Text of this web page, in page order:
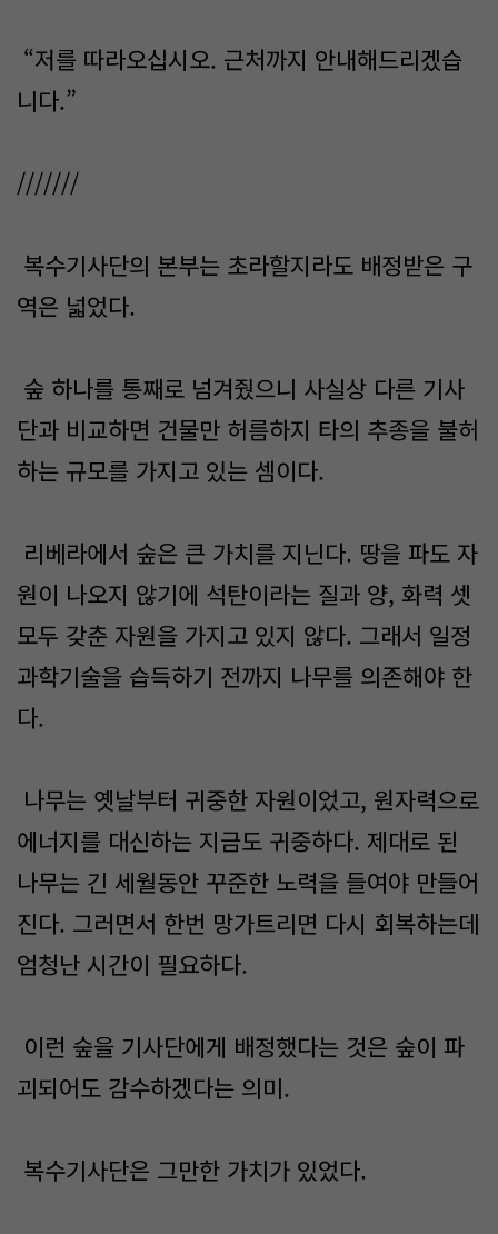
“저를 따라오십시오. 근처까지 안내해드리겠습
니다.”
///////
복수기사단의 본부는 초라할지라도 배정받은 구
역은 넓었다.
숲 하나를 통째로 넘겨줬으니 사실상 다른 기사
단과 비교하면 건물만 허름하지 타의 추종을 불허
하는 규모를 가지고 있는 셈이다.
리베라에서 숲은 큰 가치를 지닌다. 땅을 파도 자
원이 나오지 않기에 석탄이라는 질과 양, 화력 셋
모두 갖춘 자원을 가지고 있지 않다. 그래서 일정
과학기술을 습득하기 전까지 나무를 의존해야 한
다.
나무는 옛날부터 귀중한 자원이었고, 원자력으로
에너지를 대신하는 지금도 귀중하다. 제대로 된
나무는 긴 세월동안 꾸준한 노력을 들여야 만들어
진다. 그러면서 한번 망가트리면 다시 회복하는데
엄청난 시간이 필요하다.
이런 숲을 기사단에게 배정했다는 것은 숲이 파
괴되어도 감수하겠다는 의미.
복수기사단은 그만한 가치가 있었다.